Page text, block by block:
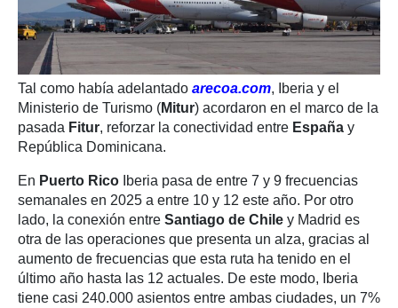
Tal como había adelantado arecoa.com, Iberia y el
Ministerio de Turismo (Mitur) acordaron en el marco de la
pasada Fitur, reforzar la conectividad entre España y
República Dominicana.
En Puerto Rico Iberia pasa de entre 7 y 9 frecuencias
semanales en 2025 a entre 10 y 12 este año. Por otro
lado, la conexión entre Santiago de Chile y Madrid es
otra de las operaciones que presenta un alza, gracias al
aumento de frecuencias que esta ruta ha tenido en el
último año hasta las 12 actuales. De este modo, Iberia
tiene casi 240.000 asientos entre ambas ciudades, un 7%